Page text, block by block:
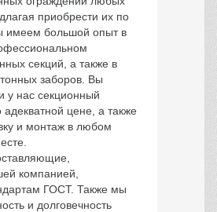
приобрести их по
имеем большой опыт в
секций, а также в
заборов. Вы
у нас секционный
цене, а также
и монтаж в любом
компанией,
ГОСТ. Также мы
и долговечность